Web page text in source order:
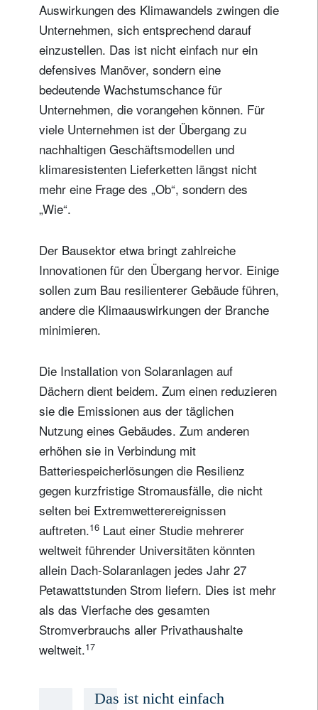
Auswirkungen des Klimawandels zwingen die
Unternehmen, sich entsprechend darauf
einzustellen. Das ist nicht einfach nur ein
defensives Manöver, sondern eine
bedeutende Wachstumschance für
Unternehmen, die vorangehen können. Für
viele Unternehmen ist der Übergang zu
nachhaltigen Geschäftsmodellen und
klimaresistenten Lieferketten längst nicht
mehr eine Frage des „Ob“, sondern des
„Wie“.
Der Bausektor etwa bringt zahlreiche
Innovationen für den Übergang hervor. Einige
sollen zum Bau resilienterer Gebäude führen,
andere die Klimaauswirkungen der Branche
minimieren.
Die Installation von Solaranlagen auf
Dächern dient beidem. Zum einen reduzieren
sie die Emissionen aus der täglichen
Nutzung eines Gebäudes. Zum anderen
erhöhen sie in Verbindung mit
Batteriespeicherlösungen die Resilienz
gegen kurzfristige Stromausfälle, die nicht
selten bei Extremwetterereignissen
auftreten.16 Laut einer Studie mehrerer
weltweit führender Universitäten könnten
allein Dach-Solaranlagen jedes Jahr 27
Petawattstunden Strom liefern. Dies ist mehr
als das Vierfache des gesamten
Stromverbrauchs aller Privathaushalte
weltweit.17
Das ist nicht einfach